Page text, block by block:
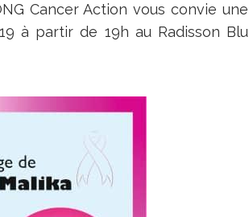
Cancer Action vous convie une
à partir de 19h au Radisson Blu